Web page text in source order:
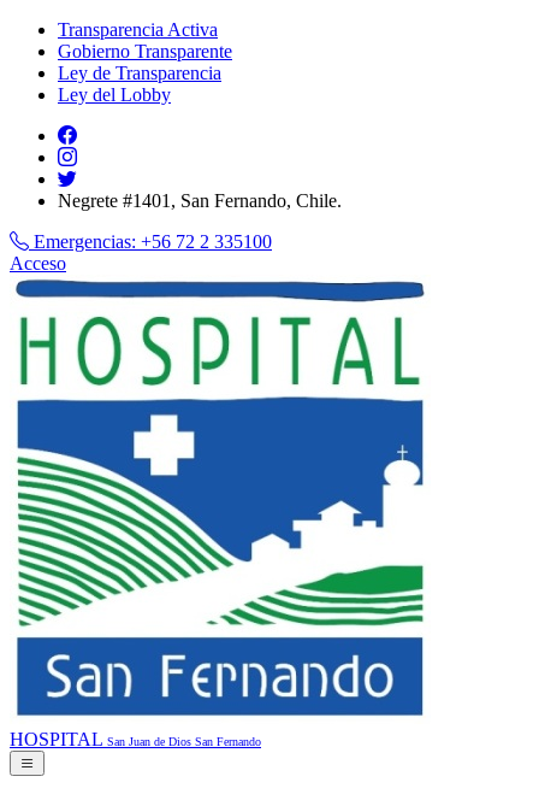
Transparencia Activa
Gobierno Transparente
Ley de Transparencia
Ley del Lobby
Negrete #1401, San Fernando, Chile.
Emergencias: +56 72 2 335100
Acceso
HOSPITAL San Juan de Dios San Fernando